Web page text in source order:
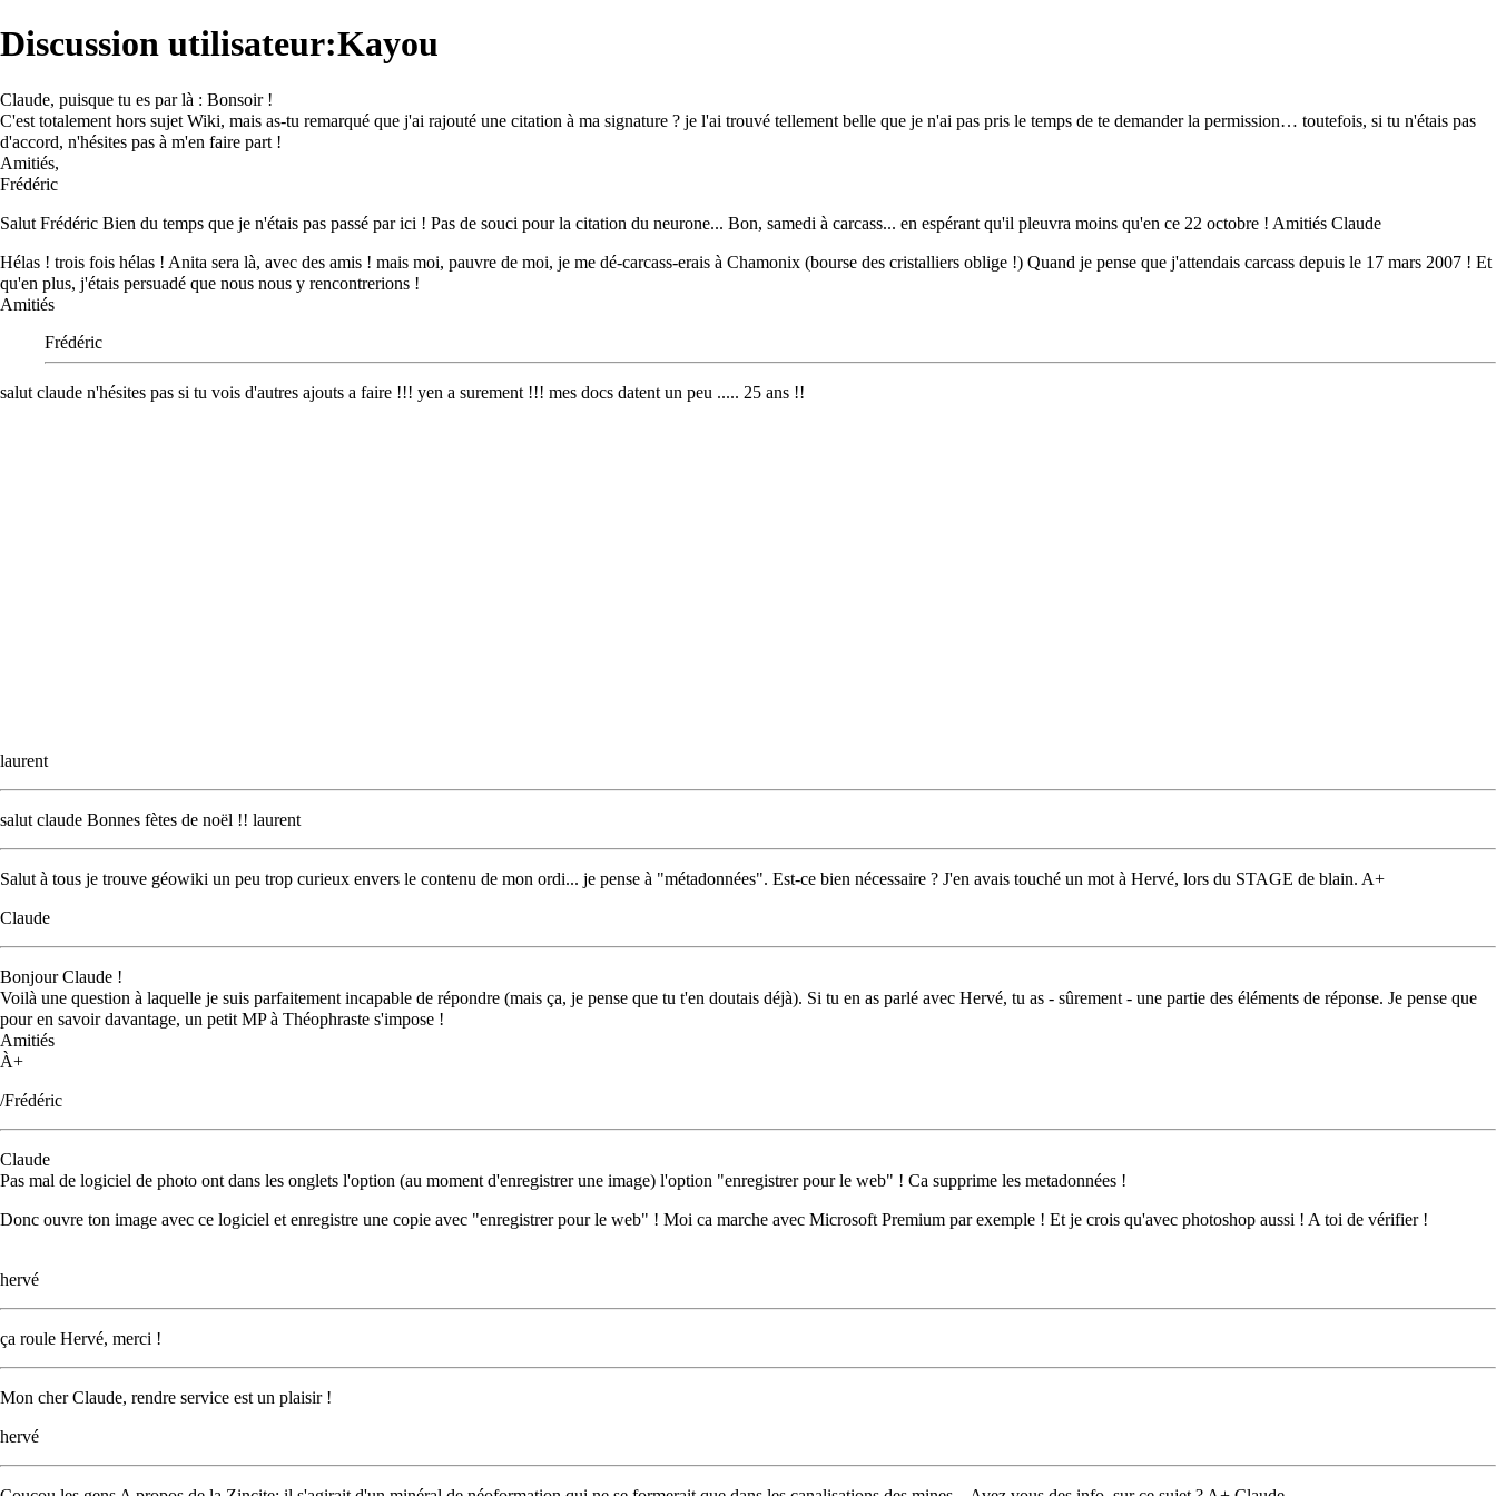
Discussion utilisateur:Kayou
Claude, puisque tu es par là : Bonsoir !
C'est totalement hors sujet Wiki, mais as-tu remarqué que j'ai rajouté une citation à ma signature ? je l'ai trouvé tellement belle que je n'ai pas pris le temps de te demander la permission… toutefois, si tu n'étais pas
d'accord, n'hésites pas à m'en faire part !
Amitiés,
Frédéric
Salut Frédéric Bien du temps que je n'étais pas passé par ici ! Pas de souci pour la citation du neurone... Bon, samedi à carcass... en espérant qu'il pleuvra moins qu'en ce 22 octobre ! Amitiés Claude
Hélas ! trois fois hélas ! Anita sera là, avec des amis ! mais moi, pauvre de moi, je me dé-carcass-erais à Chamonix (bourse des cristalliers oblige !) Quand je pense que j'attendais carcass depuis le 17 mars 2007 ! Et
qu'en plus, j'étais persuadé que nous nous y rencontrerions !
Amitiés
Frédéric
salut claude n'hésites pas si tu vois d'autres ajouts a faire !!! yen a surement !!! mes docs datent un peu ..... 25 ans !!
laurent
salut claude Bonnes fètes de noël !! laurent
Salut à tous je trouve géowiki un peu trop curieux envers le contenu de mon ordi... je pense à "métadonnées". Est-ce bien nécessaire ? J'en avais touché un mot à Hervé, lors du STAGE de blain. A+
Claude
Bonjour Claude !
Voilà une question à laquelle je suis parfaitement incapable de répondre (mais ça, je pense que tu t'en doutais déjà). Si tu en as parlé avec Hervé, tu as - sûrement - une partie des éléments de réponse. Je pense que
pour en savoir davantage, un petit MP à Théophraste s'impose !
Amitiés
À+
/Frédéric
Claude
Pas mal de logiciel de photo ont dans les onglets l'option (au moment d'enregistrer une image) l'option "enregistrer pour le web" ! Ca supprime les metadonnées !
Donc ouvre ton image avec ce logiciel et enregistre une copie avec "enregistrer pour le web" ! Moi ca marche avec Microsoft Premium par exemple ! Et je crois qu'avec photoshop aussi ! A toi de vérifier !
hervé
ça roule Hervé, merci !
Mon cher Claude, rendre service est un plaisir !
hervé